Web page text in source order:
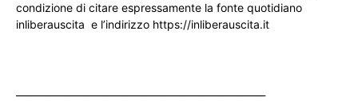
condizione di citare espressamente la fonte quotidiano
inliberauscita e l’indirizzo https://inliberauscita.it